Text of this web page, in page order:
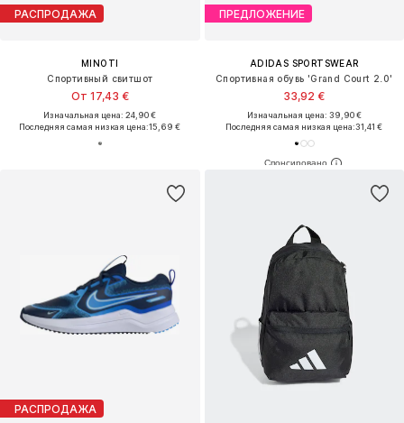
РАСПРОДАЖА
MINOTI
Спортивный свитшот
От 17,43 €
Изначальная цена: 24,90 €
Последняя самая низкая цена:15,69 €
ПРЕДЛОЖЕНИЕ
ADIDAS SPORTSWEAR
Спортивная обувь 'Grand Court 2.0'
33,92 €
Изначальная цена: 39,90 €
Последняя самая низкая цена:31,41 €
РАСПРОДАЖА